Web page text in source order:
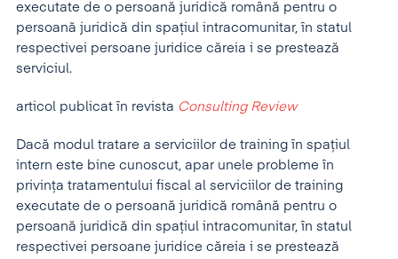
executate de o persoană juridică română pentru o
persoană juridică din spaţiul intracomunitar, în statul
respectivei persoane juridice căreia i se prestează
serviciul.
articol publicat în revista Consulting Review
Dacă modul tratare a serviciilor de training în spaţiul
intern este bine cunoscut, apar unele probleme în
privinţa tratamentului fiscal al serviciilor de training
executate de o persoană juridică română pentru o
persoană juridică din spaţiul intracomunitar, în statul
respectivei persoane juridice căreia i se prestează